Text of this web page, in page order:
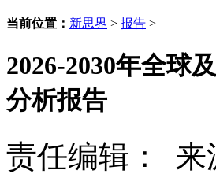
当前位置： 新思界 > 报告 >
2026-2030年全球
分析报告
责任编辑： 来